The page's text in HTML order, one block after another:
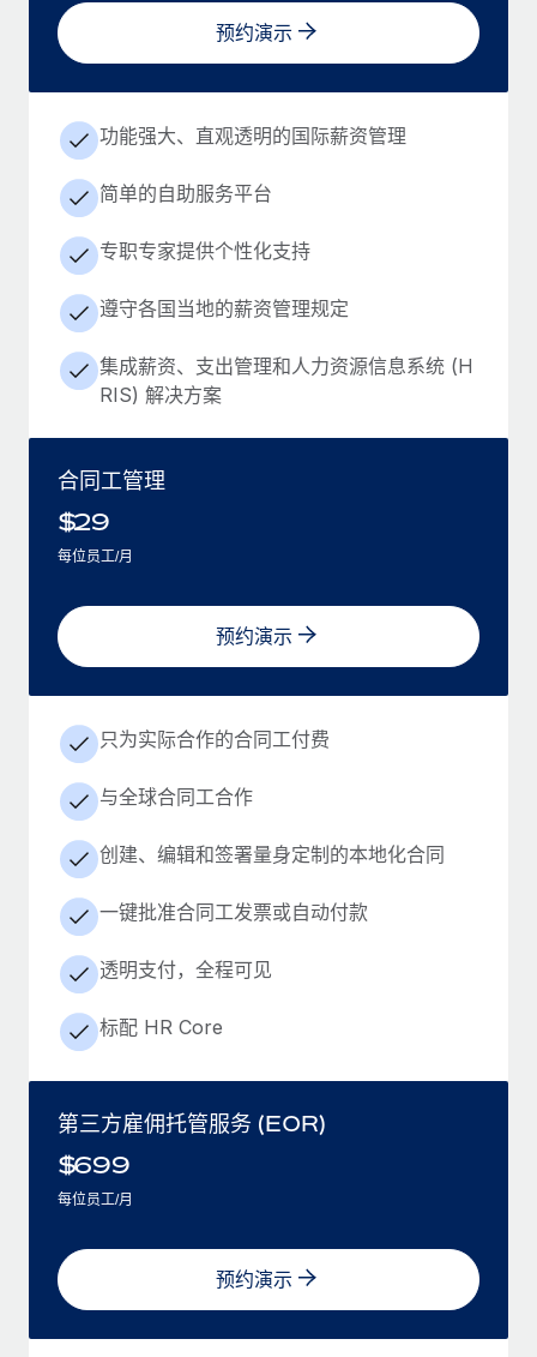
预约演示
功能强大、直观透明的国际薪资管理
简单的自助服务平台
专职专家提供个性化支持
遵守各国当地的薪资管理规定
集成薪资、支出管理和人力资源信息系统 (H
RIS) 解决方案
合同工管理
$29
每位员工/月
预约演示
只为实际合作的合同工付费
与全球合同工合作
创建、编辑和签署量身定制的本地化合同
一键批准合同工发票或自动付款
透明支付，全程可见
标配 HR Core
第三方雇佣托管服务 (EOR)
$699
每位员工/月
预约演示